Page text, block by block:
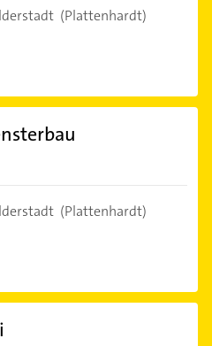
(Plattenhardt)
(Plattenhardt)